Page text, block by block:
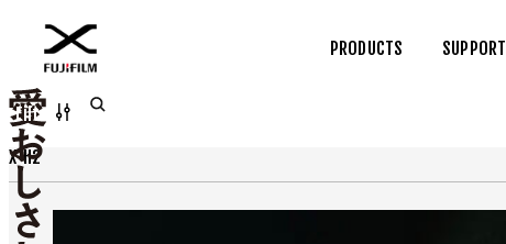
PRODUCTS SUPPORT
Filter
X-H2